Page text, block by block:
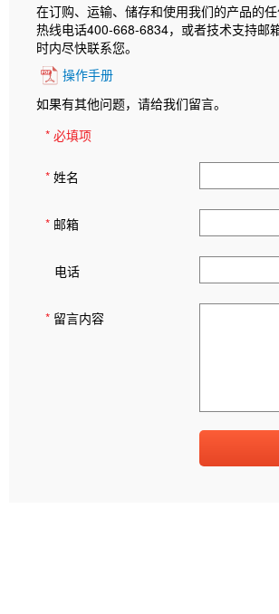
在订购、运输、储存和使用我们的产品的
热线电话400-668-6834，或者技术支持邮
时内尽快联系您。
操作手册
如果有其他问题，请给我们留言。
* 必填项
* 姓名
* 邮箱
电话
* 留言内容